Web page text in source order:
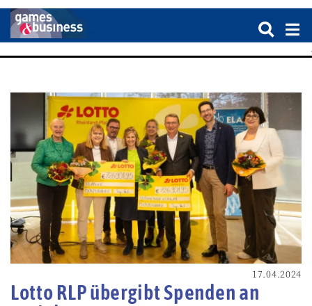
17.04.2024
Lotto RLP übergibt Spenden an